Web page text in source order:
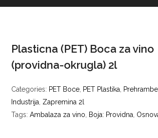
Plasticna (PET) Boca za vino
(providna-okrugla) 2l
Categories: PET Boce PET Plastika
Industrija Zapremina 2l
Tags:Ambalaza za vino Boja: Providna